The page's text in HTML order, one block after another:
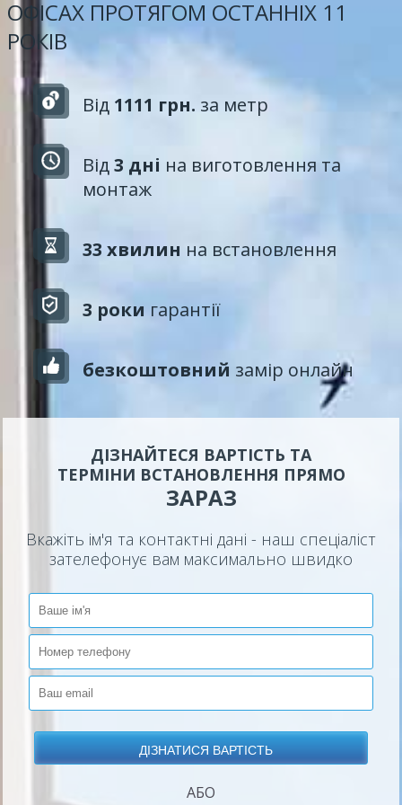
ОФІСАХ ПРОТЯГОМ ОСТАННІХ 11
РОКІВ
Від 1111 грн. за метр
Від3 дні на виготовлення та
монтаж
33 хвилин на встановлення
3 роки гарантії
безкоштовний замір онлайн
ДІЗНАЙТЕСЯ ВАРТІСТЬ ТА
ТЕРМІНИ ВСТАНОВЛЕННЯ ПРЯМО
ЗАРАЗ
Вкажіть ім'я та контактні дані - наш спеціаліст
зателефонує вам максимально швидко
АБО